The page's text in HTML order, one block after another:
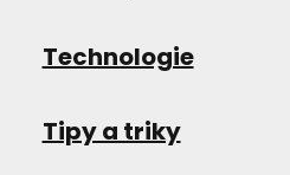
Technologie
Tipy a triky